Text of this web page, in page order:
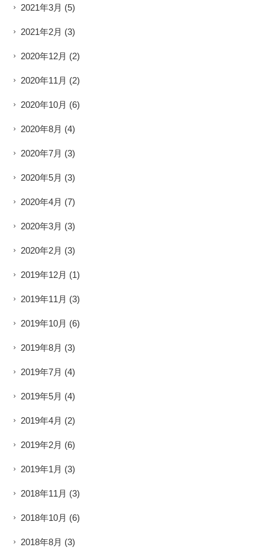
2021年3月 (5)
2021年2月 (3)
2020年12月 (2)
2020年11月 (2)
2020年10月 (6)
2020年8月 (4)
2020年7月 (3)
2020年5月 (3)
2020年4月 (7)
2020年3月 (3)
2020年2月 (3)
2019年12月 (1)
2019年11月 (3)
2019年10月 (6)
2019年8月 (3)
2019年7月 (4)
2019年5月 (4)
2019年4月 (2)
2019年2月 (6)
2019年1月 (3)
2018年11月 (3)
2018年10月 (6)
2018年8月 (3)